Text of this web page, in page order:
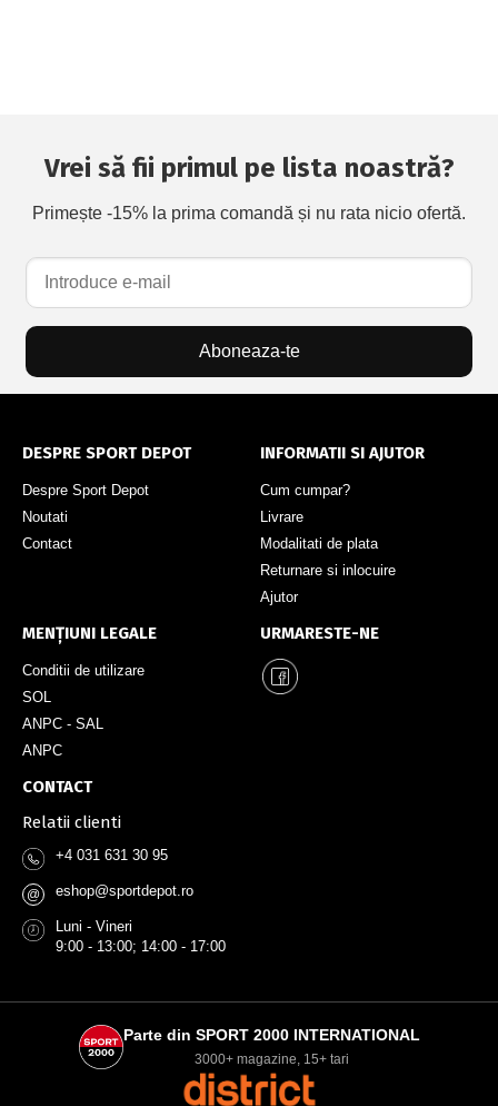
Vrei să fii primul pe lista noastră?
Primește -15% la prima comandă și nu rata nicio ofertă.
Aboneaza-te
DESPRE SPORT DEPOT
Despre Sport Depot
Noutati
Contact
INFORMATII SI AJUTOR
Cum cumpar?
Livrare
Modalitati de plata
Returnare si inlocuire
Ajutor
MENȚIUNI LEGALE
Conditii de utilizare
SOL
ANPC - SAL
ANPC
URMARESTE-NE
CONTACT
Relatii clienti
+4 031 631 30 95
@ eshop@sportdepot.ro
Luni - Vineri
9:00 - 13:00; 14:00 - 17:00
Parte din SPORT 2000 INTERNATIONAL
3000+ magazine, 15+ tari